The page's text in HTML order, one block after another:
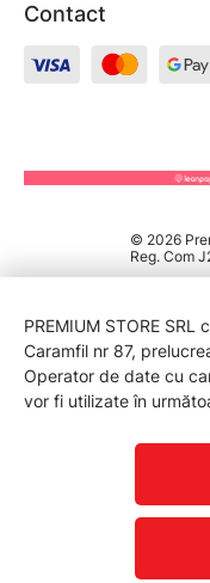
Contact
© 2026
Reg. Com
PREMIUM STORE
Caramfil nr 87,
Operator de date cu
vor fi utilizate în